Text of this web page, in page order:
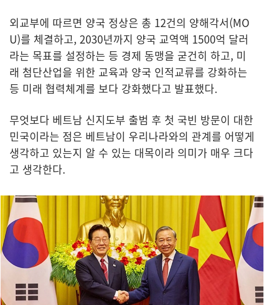
외교부에 따르면 양국 정상은 총 12건의 양해각서(MO
U)를 체결하고, 2030년까지 양국 교역액 1500억 달러
라는 목표를 설정하는 등 경제 동맹을 굳건히 하고, 미
래 첨단산업을 위한 교육과 양국 인적교류를 강화하는
등 미래 협력체계를 보다 강화했다고 발표했다.
무엇보다 베트남 신지도부 출범 후 첫 국빈 방문이 대한
민국이라는 점은 베트남이 우리나라와의 관계를 어떻게
생각하고 있는지 알 수 있는 대목이라 의미가 매우 크다
고 생각한다.